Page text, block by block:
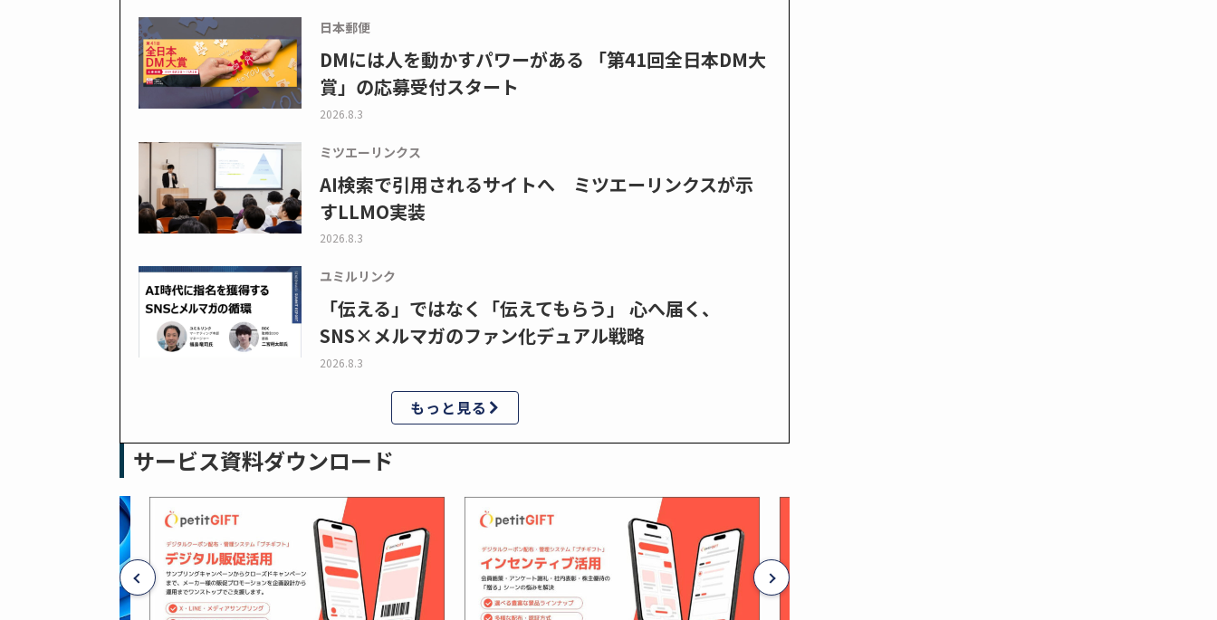
日本郵便
DMには人を動かすパワーがある 「第41回全日本DM大
賞」の応募受付スタート
2026.8.3
ミツエーリンクス
AI検索で引用されるサイトへ ミツエーリンクスが示
すLLMO実装
2026.8.3
ユミルリンク
「伝える」ではなく「伝えてもらう」 心へ届く、
SNS×メルマガのファン化デュアル戦略
2026.8.3
もっと見る
サービス資料ダウンロード